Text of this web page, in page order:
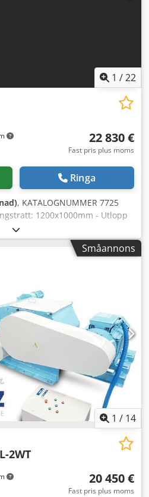
1 /22
22 830 €
Fast pris plus moms
Ringa
, KATALOGNUMMER 7725
1200x1000mm - Utlopp
rotor: 980mm -
knivar: 24 st - Knivstorlek:
Matarlåda - Elektrisk
Adqsa - Mått L/B/H:
FÖRDELAR – Tysk
– Mycket gott skick –
95.900 PLN Nettopris: 22.830
euro (Priser kan variera vid
Småannons
1 / 14
2WT
20 450 €
Fast pris plus moms